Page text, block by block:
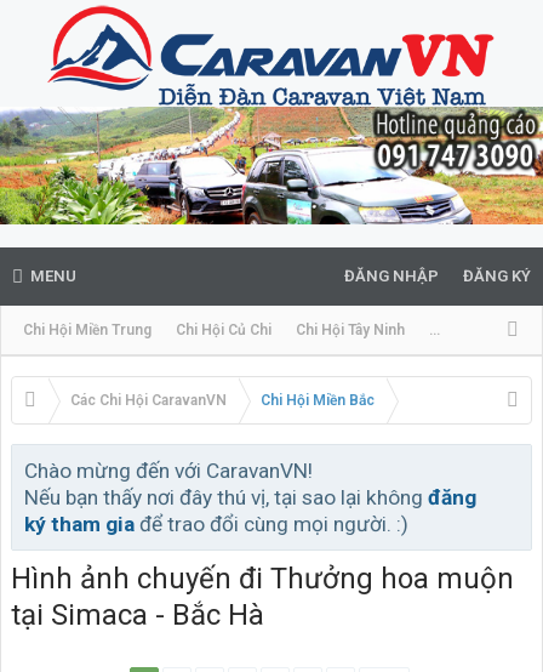
MENU
Chi Hội Miền Trung Chi Hội Củ Chi Chi Hội Tây Ninh ...
ĐĂNG NHẬP ĐĂNG KÝ
Các Chi Hội CaravanVN Chi Hội Miền Bắc
Chào mừng đến với CaravanVN!
Nếu bạn thấy nơi đây thú vị, tại sao lại không đăng
ký tham gia để trao đổi cùng mọi người. :)
Hình ảnh chuyến đi Thưởng hoa muộn
tại Simaca - Bắc Hà